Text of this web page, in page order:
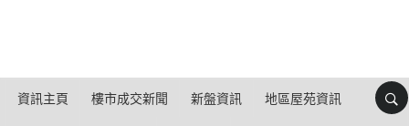
資訊主頁 樓市成交新聞 新盤資訊 地區屋苑資訊